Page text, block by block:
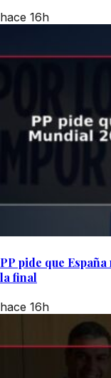
hace 16h
PP pide que
la final
hace 16h